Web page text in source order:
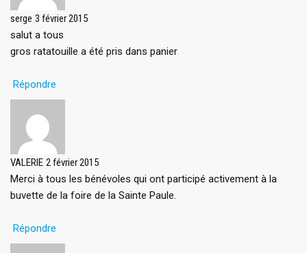
serge 3 février 2015
salut a tous
gros ratatouille a été pris dans panier
Répondre
VALERIE 2 février 2015
Merci à tous les bénévoles qui ont participé activement à la
buvette de la foire de la Sainte Paule.
Répondre